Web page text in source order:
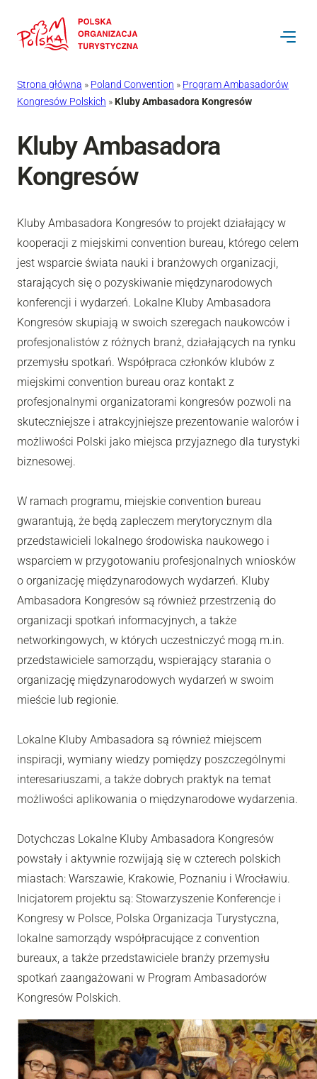
Strona główna » Poland Convention » Program Ambasadorów
Kongresów Polskich »Kluby Ambasadora Kongresów
Kluby Ambasadora
Kongresów
Kluby Ambasadora Kongresów to projekt działający w
kooperacji z miejskimi convention bureau, którego celem
jest wsparcie świata nauki i branżowych organizacji,
starających się o pozyskiwanie międzynarodowych
konferencji i wydarzeń. Lokalne Kluby Ambasadora
Kongresów skupiają w swoich szeregach naukowców i
profesjonalistów z różnych branż, działających na rynku
przemysłu spotkań. Współpraca członków klubów z
miejskimi convention bureau oraz kontakt z
profesjonalnymi organizatorami kongresów pozwoli na
skuteczniejsze i atrakcyjniejsze prezentowanie walorów i
możliwości Polski jako miejsca przyjaznego dla turystyki
biznesowej.
W ramach programu, miejskie convention bureau
gwarantują, że będą zapleczem merytorycznym dla
przedstawicieli lokalnego środowiska naukowego i
wsparciem w przygotowaniu profesjonalnych wniosków
o organizację międzynarodowych wydarzeń. Kluby
Ambasadora Kongresów są również przestrzenią do
organizacji spotkań informacyjnych, a także
networkingowych, w których uczestniczyć mogą m.in.
przedstawiciele samorządu, wspierający starania o
organizację międzynarodowych wydarzeń w swoim
mieście lub regionie.
Lokalne Kluby Ambasadora są również miejscem
inspiracji, wymiany wiedzy pomiędzy poszczególnymi
interesariuszami, a także dobrych praktyk na temat
możliwości aplikowania o międzynarodowe wydarzenia.
Dotychczas Lokalne Kluby Ambasadora Kongresów
powstały i aktywnie rozwijają się w czterech polskich
miastach: Warszawie, Krakowie, Poznaniu i Wrocławiu.
Inicjatorem projektu są: Stowarzyszenie Konferencje i
Kongresy w Polsce, Polska Organizacja Turystyczna,
lokalne samorządy współpracujące z convention
bureaux, a także przedstawiciele branży przemysłu
spotkań zaangażowani w Program Ambasadorów
Kongresów Polskich.